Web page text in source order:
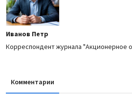
Иванов Петр
Корреспондент журнала "Акционерное
Комментарии